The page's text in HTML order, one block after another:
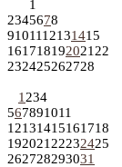
1
2345678
9101112131415
161718192021 22
232425262728
1 234
567891011
12131415161718
192021 22232425
262728293031